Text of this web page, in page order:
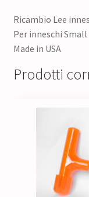
Ricambio Lee
Per inneschi Small
Made in USA
Prodotti